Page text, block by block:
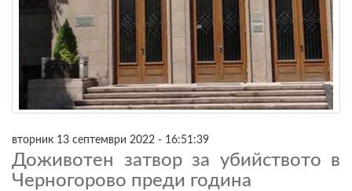
вторник 13 септември 2022 - 16:51:39
Доживотен затвор за убийството в
Черногорово преди година